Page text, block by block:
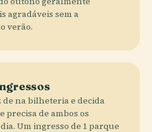
agradáveis sem a
verão.
na bilheteria e decida
precisa de ambos os
Um ingresso de 1 parque